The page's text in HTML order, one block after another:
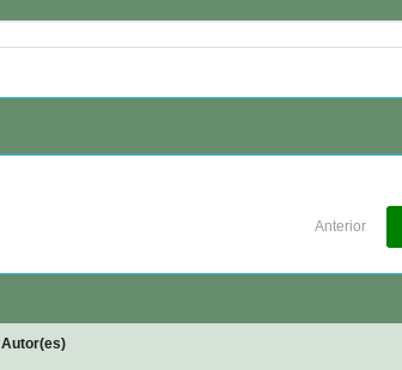
Anterior
Autor(es)